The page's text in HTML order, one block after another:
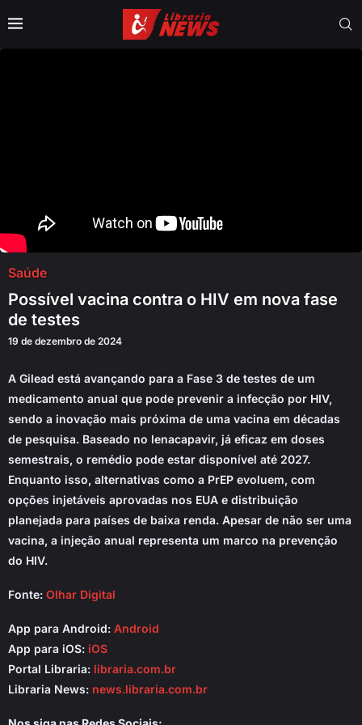
Saúde
Possível vacina contra o HIV em nova fase
de testes
19 de dezembro de 2024
A Gilead está avançando para a Fase 3 de testes de um
medicamento anual que pode prevenir a infecção por HIV,
sendo a inovação mais próxima de uma vacina em décadas
de pesquisa. Baseado no lenacapavir, já eficaz em doses
semestrais, o remédio pode estar disponível até 2027.
Enquanto isso, alternativas como a PrEP evoluem, com
opções injetáveis aprovadas nos EUA e distribuição
planejada para países de baixa renda. Apesar de não ser uma
vacina, a injeção anual representa um marco na prevenção
do HIV.
Fonte: Olhar Digital
App para Android: Android
App para iOS: iOS
Portal Libraria: libraria.com.br
Libraria News: news.libraria.com.br